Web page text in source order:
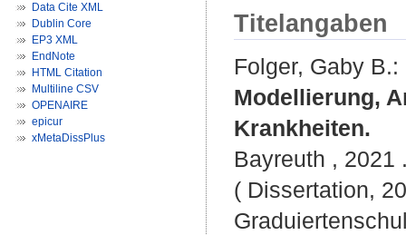
Data Cite XML
Dublin Core
EP3 XML
EndNote
HTML Citation
Multiline CSV
OPENAIRE
epicur
xMetaDissPlus
Titelangaben
Folger, Gaby B.:
Modellierung,
Krankheiten.
Bayreuth , 2021
( Dissertation,